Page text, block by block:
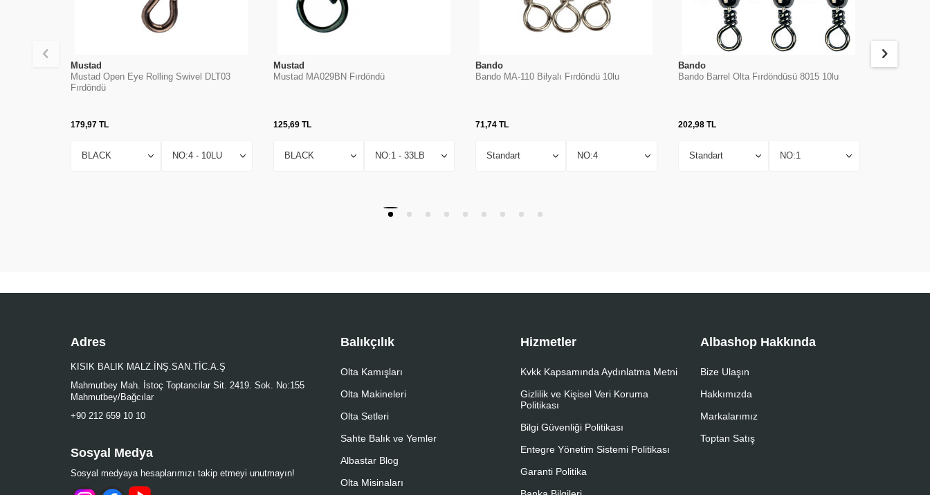
Mustad
Mustad Open Eye Rolling Swivel DLT03
Fırdöndü
179,97 TL
Mustad
Mustad MA029BN Fırdöndü
125,69TL
Bando
Bando MA-110 Bilyalı Fırdöndü 10lu
71,74 TL
Bando
Bando Barrel Olta Fırdöndüsü 8015 10lu
202,98TL
Albastar
Adres
KISIK BALIK MALZ.İNŞ.SAN.TİC.A.Ş
Mahmutbey Mah. İstoç Toptancılar Sit. 2419. Sok. No:155
Mahmutbey/Bağcılar
+90 212 659 10 10
Sosyal Medya
Sosyal medyaya hesaplarımızı takip etmeyi unutmayın!
Balıkçılık
Olta Kamışları
Olta Makineleri
Olta Setleri
Sahte Balık ve Yemler
Albastar Blog
Olta Misinaları
Hizmetler
Kvkk Kapsamında Aydınlatma Metni
Gizlilik ve Kişisel Veri Koruma
Politikası
Bilgi Güvenliği Politikası
Entegre Yönetim Sistemi Politikası
Garanti Politika
Albashop Hakkında
Bize Ulaşın
Hakkımızda
Markalarımız
Toptan Satış